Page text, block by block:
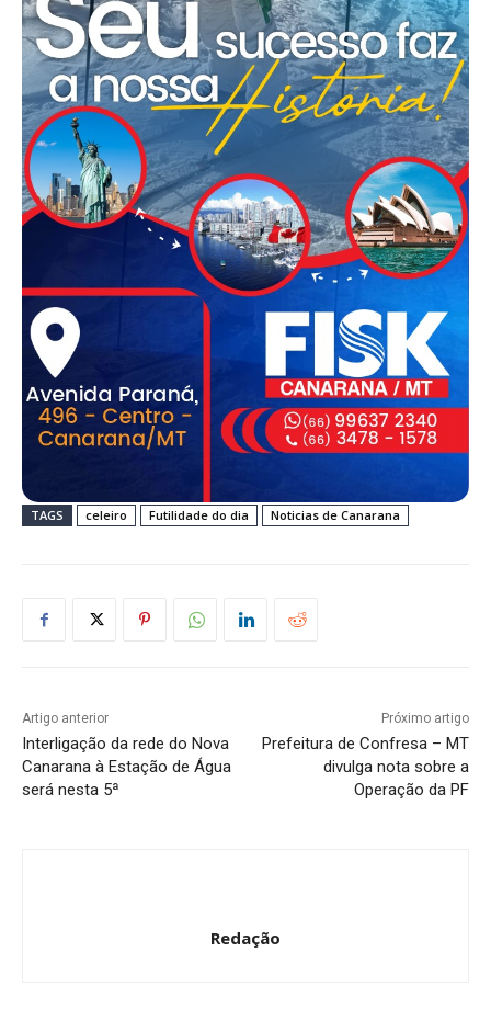
TAGS celeiro Futilidade do dia Noticias de Canarana
Artigo anterior
Interligação da rede do Nova
Canarana à Estação de Água
será nesta 5ª
Próximo artigo
Prefeitura de Confresa – MT
divulga nota sobre a
Operação da PF
Redação